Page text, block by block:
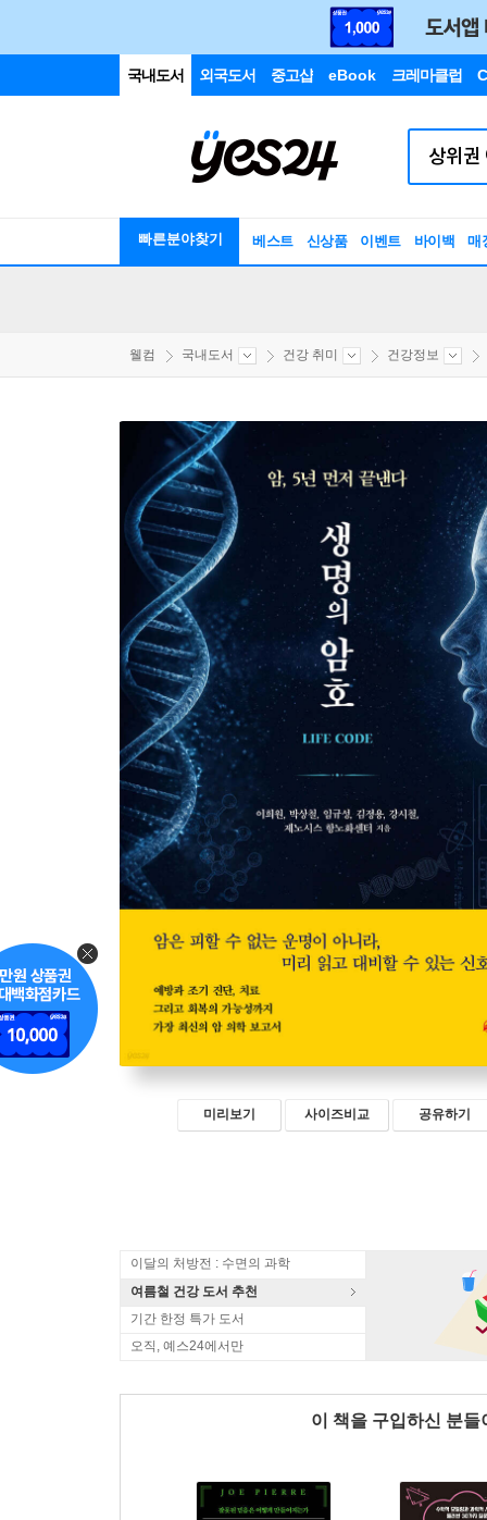
국내도서 외국도서 중고샵 eBook 크레마클럽
빠른분야찾기 베스트 신상품 이벤트 바이백 매
웰컴 국내도서 건강 취미 건강정보
미리보기 사이즈비교 공유하기
이달의 처방전 : 수면의 과학
여름철 건강 도서 추천
기간 한정 특가 도서
오직, 예스24에서만
이 책을 구입하신 분